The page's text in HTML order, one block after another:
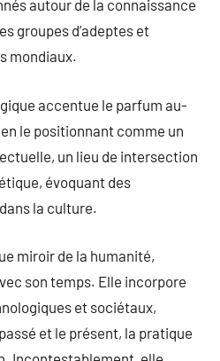
autour de la connaissance
groupes d’adeptes et
mondiaux.
accentue le parfum au-
le positionnant comme un
un lieu de intersection
évoquant des
la culture.
miroir de la humanité,
son temps. Elle incorpore
et sociétaux,
et le présent, la pratique